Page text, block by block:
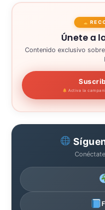
Únete a
Contenido exclusivo
Activa la